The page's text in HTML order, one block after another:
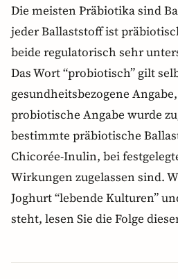
Die meisten Präbiotika sind
jeder Ballaststoff ist
beide regulatorisch sehr
Das Wort “probiotisch” gilt
gesundheitsbezogene
probiotische Angabe wurde
bestimmte präbiotische
Chicorée-Inulin, bei
Wirkungen zugelassen sind.
Joghurt “lebende Kulturen”
steht, lesen Sie die Folge